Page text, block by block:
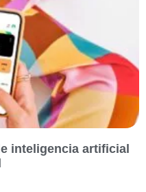
inteligencia artificial